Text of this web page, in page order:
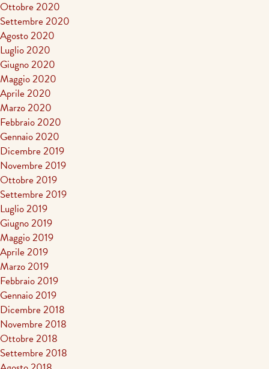
Ottobre 2020
Settembre 2020
Agosto 2020
Luglio 2020
Giugno 2020
Maggio 2020
Aprile 2020
Marzo 2020
Febbraio 2020
Gennaio 2020
Dicembre 2019
Novembre 2019
Ottobre 2019
Settembre 2019
Luglio 2019
Giugno 2019
Maggio 2019
Aprile 2019
Marzo 2019
Febbraio 2019
Gennaio 2019
Dicembre 2018
Novembre 2018
Ottobre 2018
Settembre 2018